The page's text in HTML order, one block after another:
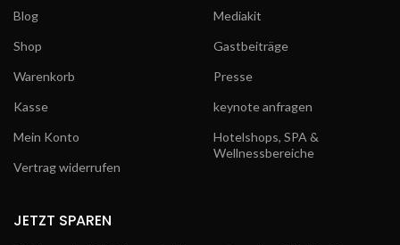
Blog
Shop
Warenkorb
Kasse
Mein Konto
Vertrag widerrufen
Mediakit
Gastbeiträge
Presse
keynote anfragen
Hotelshops, SPA &
Wellnessbereiche
JETZT SPAREN